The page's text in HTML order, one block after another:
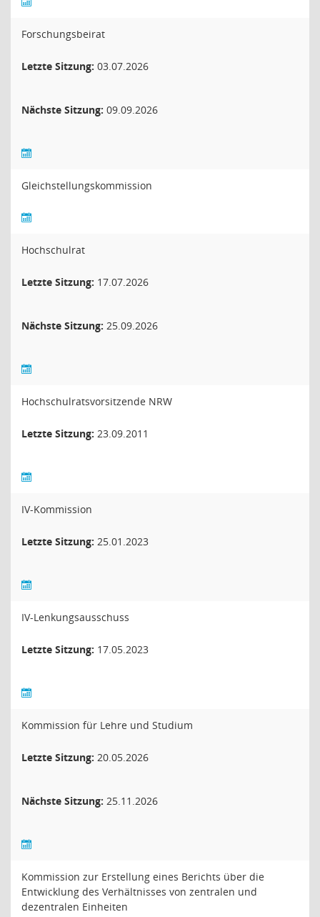
Forschungsbeirat
Letzte Sitzung: 03.07.2026
Nächste Sitzung: 09.09.2026
Gleichstellungskommission
Hochschulrat
Letzte Sitzung: 17.07.2026
Nächste Sitzung: 25.09.2026
Hochschulratsvorsitzende NRW
Letzte Sitzung: 23.09.2011
IV-Kommission
Letzte Sitzung: 25.01.2023
IV-Lenkungsausschuss
Letzte Sitzung: 17.05.2023
Kommission für Lehre und Studium
Letzte Sitzung: 20.05.2026
Nächste Sitzung: 25.11.2026
Kommission zur Erstellung eines Berichts über die
Entwicklung des Verhältnisses von zentralen und
dezentralen Einheiten